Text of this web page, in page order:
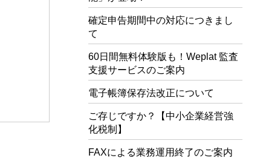
確定申告期間中の対応につきまし
て
60日間無料体験版も！Weplat 監査
支援サービスのご案内
電子帳簿保存法改正について
ご存じですか？【中小企業経営強
化税制】
FAXによる業務運用終了のご案内